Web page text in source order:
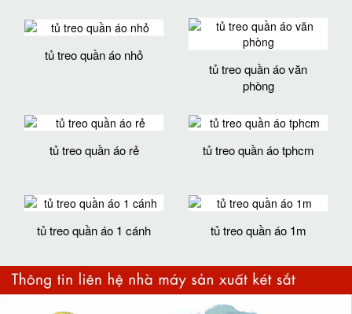
tủ treo quần áo nhỏ
tủ treo quần áo văn
phòng
tủ treo quần áo rẻ tủ treo quần áo tphcm
tủ treo quần áo 1 cánh tủ treo quần áo 1m